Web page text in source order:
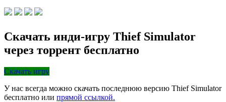
Скачать инди-игру Thief Simulator
через торрент бесплатно
Скачать игру
У нас всегда можно скачать последнюю версию Thief Simulator
бесплатно или прямой ссылкой.